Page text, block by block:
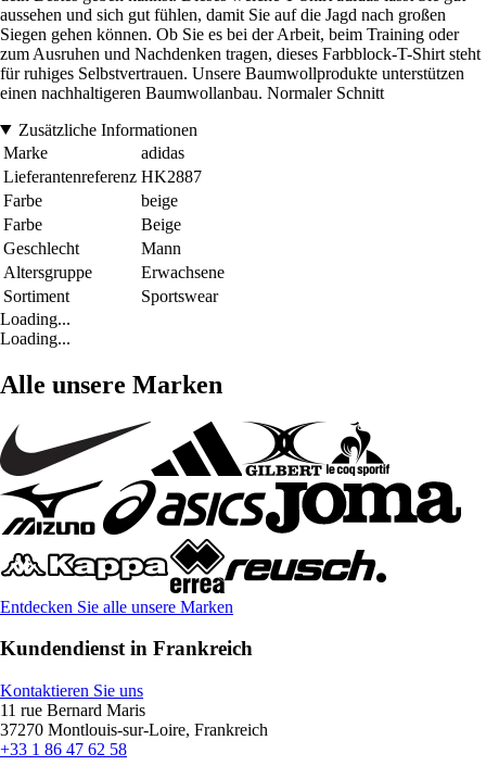
aussehen und sich gut fühlen, damit Sie auf die Jagd nach großen
Siegen gehen können. Ob Sie es bei der Arbeit, beim Training oder
zum Ausruhen und Nachdenken tragen, dieses Farbblock-T-Shirt steht
für ruhiges Selbstvertrauen. Unsere Baumwollprodukte unterstützen
einen nachhaltigeren Baumwollanbau. Normaler Schnitt
Zusätzliche Informationen
Marke
adidas
Lieferantenreferenz HK2887
Farbe
beige
Farbe
Beige
Geschlecht
Mann
Altersgruppe
Erwachsene
Sortiment
Sportswear
Loading...
Loading...
Alle unsere Marken
Entdecken Sie alle unsere Marken
Kundendienst in Frankreich
Kontaktieren Sie uns
11 rue Bernard Maris
37270 Montlouis-sur-Loire, Frankreich
+33 1 86 47 62 58